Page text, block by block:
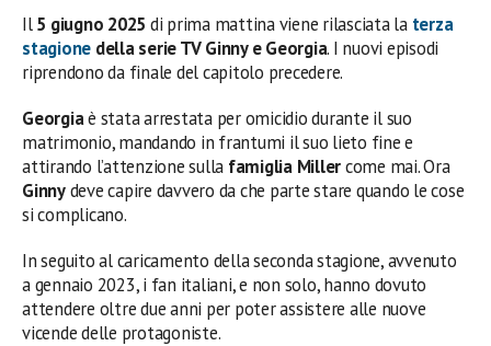
Il5 giugno 2025 di prima mattina viene rilasciata la terza
stagione della serie TVGinny e Georgia. I nuovi episodi
riprendono da finale del capitolo precedere.
Georgiaè stata arrestata per omicidio durante il suo
matrimonio, mandando in frantumi il suo lieto fine e
attirando l’attenzione sulla famiglia Millercome mai. Ora
Ginnydeve capire davvero da che parte stare quando le cose
si complicano.
In seguito al caricamento della seconda stagione, avvenuto
a gennaio 2023, i fan italiani, e non solo, hanno dovuto
attendere oltre due anni per poter assistere alle nuove
vicende delle protagoniste.